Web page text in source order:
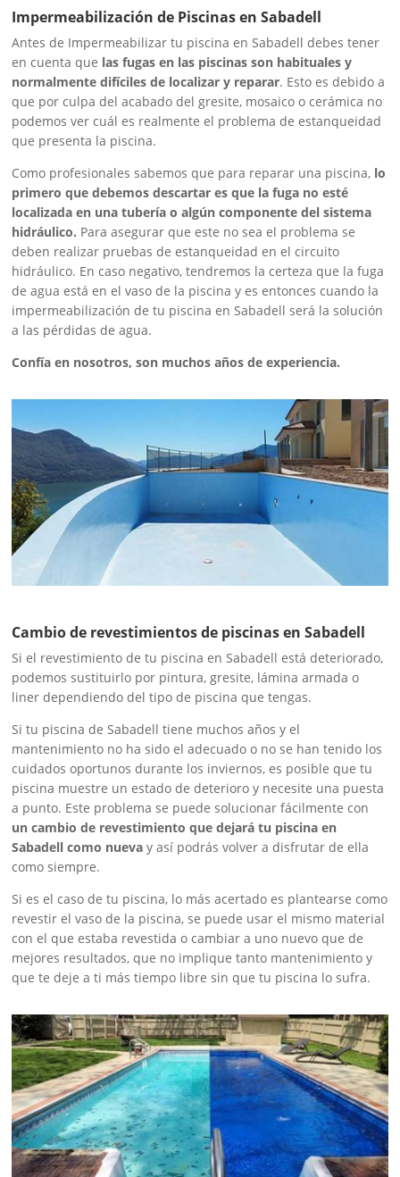
Impermeabilización de Piscinas en Sabadell
Antes de Impermeabilizar tu piscina en Sabadell debes tener
en cuenta que las fugas en las piscinas son habituales y
normalmente difíciles de localizar y reparar. Esto es debido a
que por culpa del acabado del gresite, mosaico o cerámica no
podemos ver cuál es realmente el problema de estanqueidad
que presenta la piscina.
Como profesionales sabemos que para reparar una piscina, lo
primero que debemos descartar es que la fuga no esté
localizada en una tubería o algún componente del sistema
hidráulico. Para asegurar que este no sea el problema se
deben realizar pruebas de estanqueidad en el circuito
hidráulico. En caso negativo, tendremos la certeza que la fuga
de agua está en el vaso de la piscina y es entonces cuando la
impermeabilización de tu piscina en Sabadell será la solución
a las pérdidas de agua.
Confía en nosotros, son muchos años de experiencia.
Cambio de revestimientos de piscinas en Sabadell
Si el revestimiento de tu piscina en Sabadell está deteriorado,
podemos sustituirlo por pintura, gresite, lámina armada o
liner dependiendo del tipo de piscina que tengas.
Si tu piscina de Sabadell tiene muchos años y el
mantenimiento no ha sido el adecuado o no se han tenido los
cuidados oportunos durante los inviernos, es posible que tu
piscina muestre un estado de deterioro y necesite una puesta
a punto. Este problema se puede solucionar fácilmente con
un cambio de revestimiento que dejará tu piscina en
Sabadell como nueva y así podrás volver a disfrutar de ella
como siempre.
Si es el caso de tu piscina, lo más acertado es plantearse como
revestir el vaso de la piscina, se puede usar el mismo material
con el que estaba revestida o cambiar a uno nuevo que de
mejores resultados, que no implique tanto mantenimiento y
que te deje a ti más tiempo libre sin que tu piscina lo sufra.